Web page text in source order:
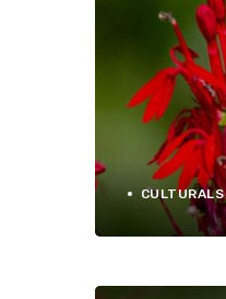
CULTURALS